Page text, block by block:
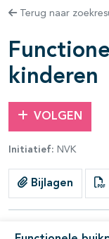
Terug naar
kinderen
VOLGEN
Initiatief: NVK
Bijlagen
open- en
open- en